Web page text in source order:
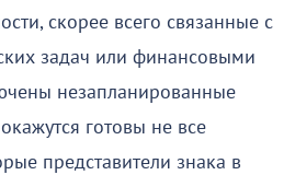
скорее всего связанные с
задач или финансовыми
незапланированные
готовы не все
представители знака в